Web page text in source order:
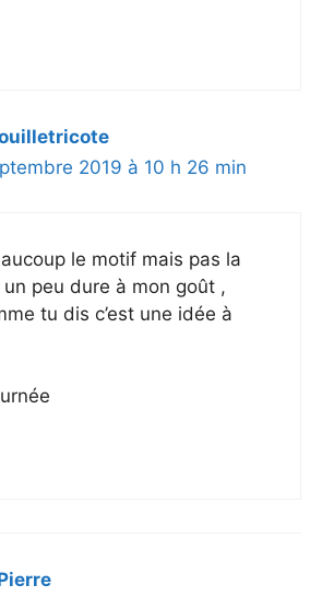
2019 à 10 h 26 min
le motif mais pas la
un peu dure à mon goût ,
tu dis c’est une idée à